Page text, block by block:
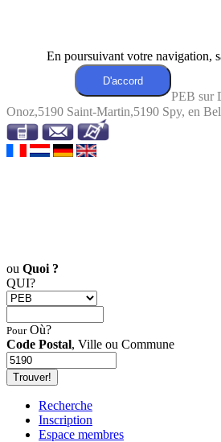
En poursuivant votre navigation,
PEB sur
Onoz,5190 Saint-Martin,5190 Spy, en
ou Quoi ?
QUI?
PourOù?
Code Postal, Ville ou Commune
Recherche
Inscription
Espace membres